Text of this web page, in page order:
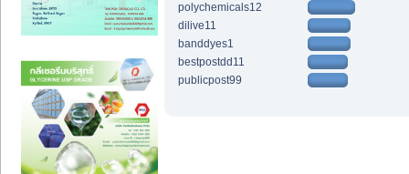
polychemicals12
dilive11
banddyes1
bestpostdd11
publicpost99